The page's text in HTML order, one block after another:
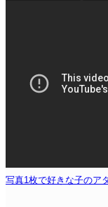
写真1枚で好きな子のア